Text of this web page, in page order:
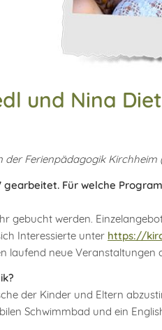
und Nina
der Ferienpädagogik Kirchheim
Für welche
gebucht werden.
Interessierte unter https://
laufend neue Veranstaltungen
der Kinder und Eltern
Schwimmbad und ein